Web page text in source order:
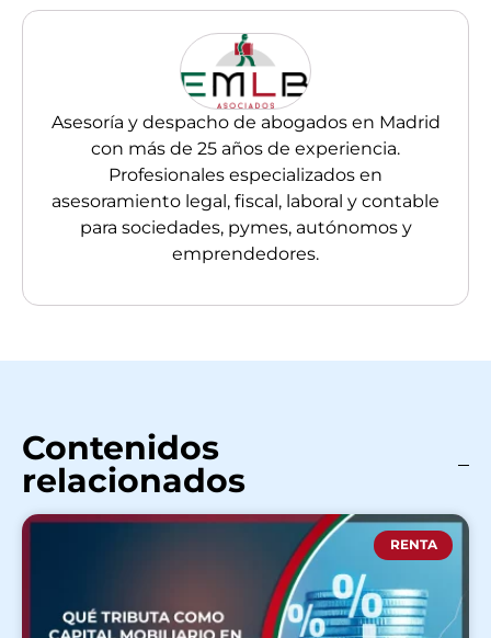
Asesoría y despacho de abogados en Madrid
con más de 25 años de experiencia.
Profesionales especializados en
asesoramiento legal, fiscal, laboral y contable
para sociedades, pymes, autónomos y
emprendedores.
Contenidos
relacionados
RENTA